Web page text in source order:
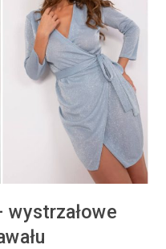
wystrzałowe